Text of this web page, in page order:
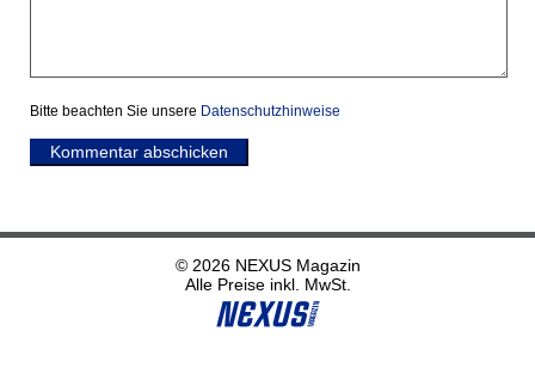
Bitte beachten Sie unsere Datenschutzhinweise
Kommentar abschicken
© 2026 NEXUS Magazin
Alle Preise inkl. MwSt.